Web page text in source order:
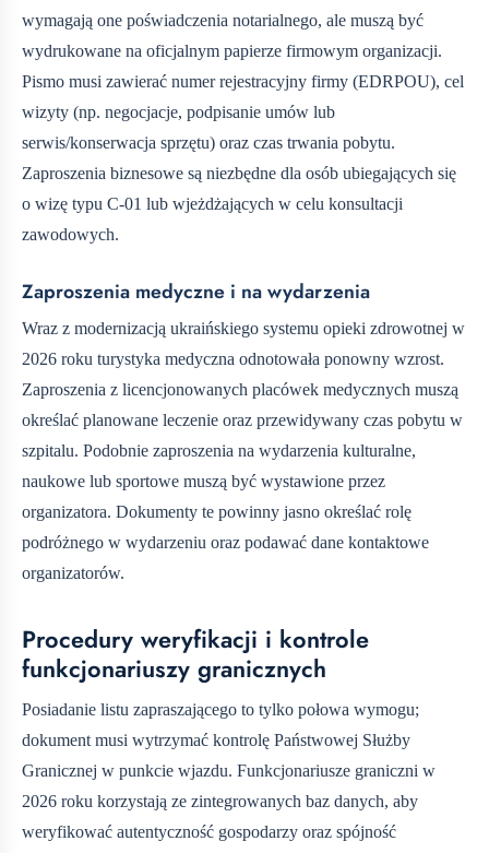
wymagają one poświadczenia notarialnego, ale muszą być
wydrukowane na oficjalnym papierze firmowym organizacji.
Pismo musi zawierać numer rejestracyjny firmy (EDRPOU), cel
wizyty (np. negocjacje, podpisanie umów lub
serwis/konserwacja sprzętu) oraz czas trwania pobytu.
Zaproszenia biznesowe są niezbędne dla osób ubiegających się
o wizę typu C-01 lub wjeżdżających w celu konsultacji
zawodowych.
Zaproszenia medyczne i na wydarzenia
Wraz z modernizacją ukraińskiego systemu opieki zdrowotnej w
2026 roku turystyka medyczna odnotowała ponowny wzrost.
Zaproszenia z licencjonowanych placówek medycznych muszą
określać planowane leczenie oraz przewidywany czas pobytu w
szpitalu. Podobnie zaproszenia na wydarzenia kulturalne,
naukowe lub sportowe muszą być wystawione przez
organizatora. Dokumenty te powinny jasno określać rolę
podróżnego w wydarzeniu oraz podawać dane kontaktowe
organizatorów.
Procedury weryfikacji i kontrole
funkcjonariuszy granicznych
Posiadanie listu zapraszającego to tylko połowa wymogu;
dokument musi wytrzymać kontrolę Państwowej Służby
Granicznej w punkcie wjazdu. Funkcjonariusze graniczni w
2026 roku korzystają ze zintegrowanych baz danych, aby
weryfikować autentyczność gospodarzy oraz spójność